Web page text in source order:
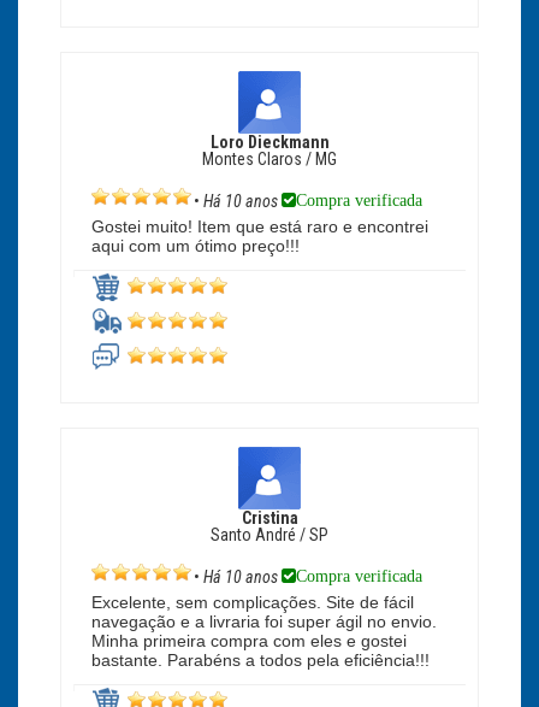
Loro Dieckmann
Montes Claros / MG
• Há 10 anos Compra verificada
Gostei muito! Item que está raro e encontrei
aqui com um ótimo preço!!!
Cristina
Santo André / SP
• Há 10 anos Compra verificada
Excelente, sem complicações. Site de fácil
navegação e a livraria foi super ágil no envio.
Minha primeira compra com eles e gostei
bastante. Parabéns a todos pela eficiência!!!